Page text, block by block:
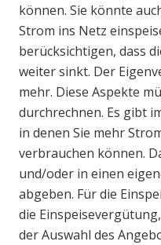
können. Sie könnte
Strom ins Netz
berücksichtigen, dass
weiter sinkt. Der
mehr. Diese Aspekte
durchrechnen. Es gibt
in denen Sie mehr
verbrauchen können.
und/oder in einen
abgeben. Für die
die
der Auswahl des